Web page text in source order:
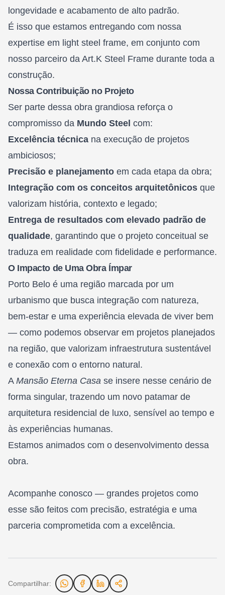
longevidade e acabamento de alto padrão.
É isso que estamos entregando com nossa
expertise em light steel frame, em conjunto com
nosso parceiro da Art.K Steel Frame durante toda a
construção.
Nossa Contribuição no Projeto
Ser parte dessa obra grandiosa reforça o
compromisso da Mundo Steel com:
Excelência técnica na execução de projetos
ambiciosos;
Precisão e planejamento em cada etapa da obra;
Integração com os conceitos arquitetônicos que
valorizam história, contexto e legado;
Entrega de resultados com elevado padrão de
qualidade, garantindo que o projeto conceitual se
traduza em realidade com fidelidade e performance.
O Impacto de Uma Obra Ímpar
Porto Belo é uma região marcada por um
urbanismo que busca integração com natureza,
bem-estar e uma experiência elevada de viver bem
— como podemos observar em projetos planejados
na região, que valorizam infraestrutura sustentável
e conexão com o entorno natural.
A Mansão Eterna Casa se insere nesse cenário de
forma singular, trazendo um novo patamar de
arquitetura residencial de luxo, sensível ao tempo e
às experiências humanas.
Estamos animados com o desenvolvimento dessa
obra.
Acompanhe conosco — grandes projetos como
esse são feitos com precisão, estratégia e uma
parceria comprometida com a excelência.
Compartilhar: